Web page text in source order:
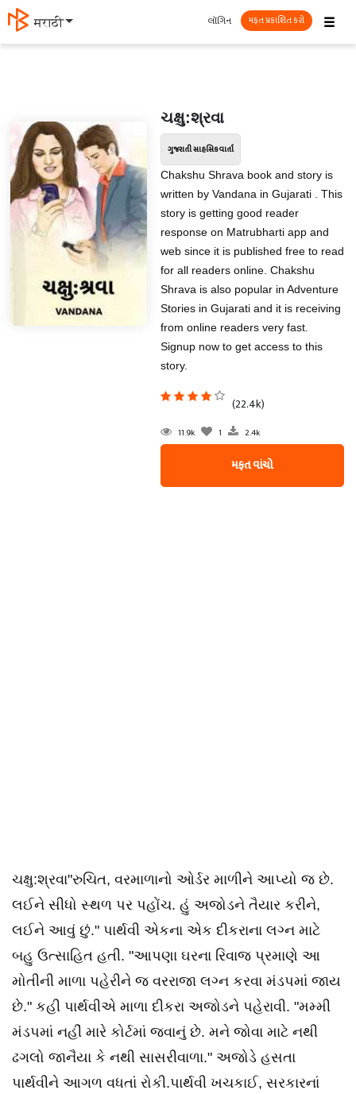
मराठी ☰
લૉગિન મફત પ્રકાશિત કરો
ચક્ષુ:શ્રવા
ગુજરાતી સાહસિક વાર્તા
Chakshu Shrava book and story is
written by Vandana in Gujarati . This
story is getting good reader
response on Matrubharti app and
web since it is published free to read
for all readers online. Chakshu
Shrava is also popular in Adventure
Stories in Gujarati and it is receiving
from online readers very fast.
Signup now to get access to this
story.
(22.4k)
11.9k 1 2.4k
મફત વાંચો
ચક્ષુ:શ્રવા"રુચિત, વરમાળાનો ઓર્ડર માળીને આપ્યો જ છે.
લઈને સીધો સ્થળ પર પહોંચ. હું અજોડને તૈયાર કરીને,
લઈને આવું છું." પાર્થવી એકના એક દીકરાના લગ્ન માટે
બહુ ઉત્સાહિત હતી. "આપણા ઘરના રિવાજ પ્રમાણે આ
મોતીની માળા પહેરીને જ વરરાજા લગ્ન કરવા મંડપમાં જાય
છે." કહી પાર્થવીએ માળા દીકરા અજોડને પહેરાવી. "મમ્મી
મંડપમાં નહીં મારે કોર્ટમાં જવાનું છે. મને જોવા માટે નથી
ઢગલો જાનૈયા કે નથી સાસરીવાળા." અજોડે હસતા
પાર્થવીને આગળ વધતાં રોકી.પાર્થવી ખચકાઈ, સરકારનાં